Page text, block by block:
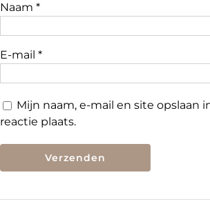
Naam *
E-mail *
Mijn naam, e-mail en site opslaan
reactie plaats.